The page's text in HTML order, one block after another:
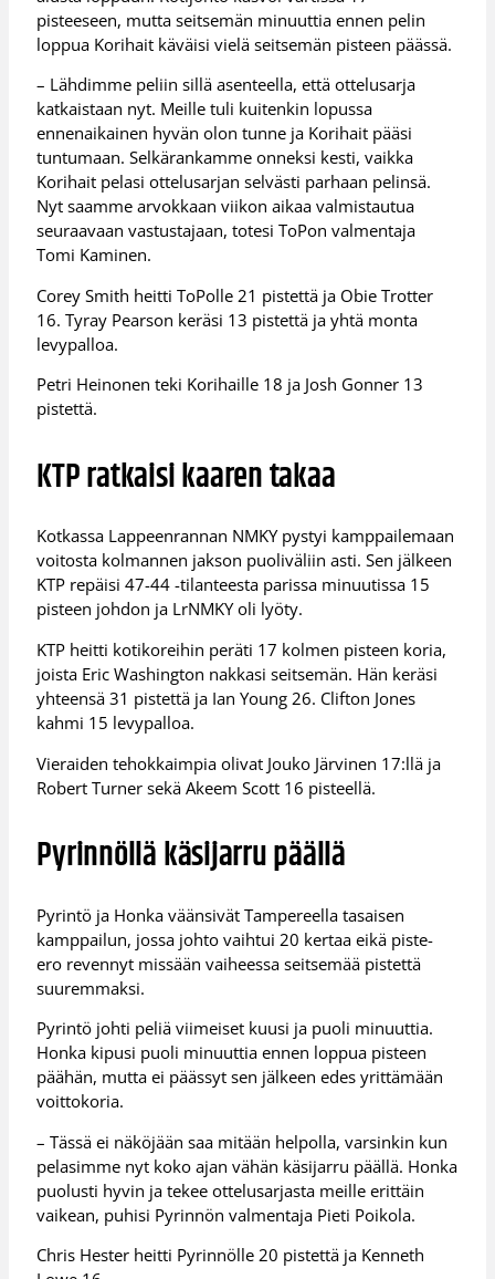
pisteeseen, mutta seitsemän minuuttia ennen pelin
loppua Korihait käväisi vielä seitsemän pisteen päässä.
– Lähdimme peliin sillä asenteella, että ottelusarja
katkaistaan nyt. Meille tuli kuitenkin lopussa
ennenaikainen hyvän olon tunne ja Korihait pääsi
tuntumaan. Selkärankamme onneksi kesti, vaikka
Korihait pelasi ottelusarjan selvästi parhaan pelinsä.
Nyt saamme arvokkaan viikon aikaa valmistautua
seuraavaan vastustajaan, totesi ToPon valmentaja
Tomi Kaminen.
Corey Smith heitti ToPolle 21 pistettä ja Obie Trotter
16. Tyray Pearson keräsi 13 pistettä ja yhtä monta
levypalloa.
Petri Heinonen teki Korihaille 18 ja Josh Gonner 13
pistettä.
KTP ratkaisi kaaren takaa
Kotkassa Lappeenrannan NMKY pystyi kamppailemaan
voitosta kolmannen jakson puoliväliin asti. Sen jälkeen
KTP repäisi 47-44 -tilanteesta parissa minuutissa 15
pisteen johdon ja LrNMKY oli lyöty.
KTP heitti kotikoreihin peräti 17 kolmen pisteen koria,
joista Eric Washington nakkasi seitsemän. Hän keräsi
yhteensä 31 pistettä ja Ian Young 26. Clifton Jones
kahmi 15 levypalloa.
Vieraiden tehokkaimpia olivat Jouko Järvinen 17:llä ja
Robert Turner sekä Akeem Scott 16 pisteellä.
Pyrinnöllä käsijarru päällä
Pyrintö ja Honka väänsivät Tampereella tasaisen
kamppailun, jossa johto vaihtui 20 kertaa eikä piste-
ero revennyt missään vaiheessa seitsemää pistettä
suuremmaksi.
Pyrintö johti peliä viimeiset kuusi ja puoli minuuttia.
Honka kipusi puoli minuuttia ennen loppua pisteen
päähän, mutta ei päässyt sen jälkeen edes yrittämään
voittokoria.
– Tässä ei näköjään saa mitään helpolla, varsinkin kun
pelasimme nyt koko ajan vähän käsijarru päällä. Honka
puolusti hyvin ja tekee ottelusarjasta meille erittäin
vaikean, puhisi Pyrinnön valmentaja Pieti Poikola.
Chris Hester heitti Pyrinnölle 20 pistettä ja Kenneth